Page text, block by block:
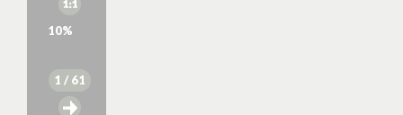
10%
1 / 61